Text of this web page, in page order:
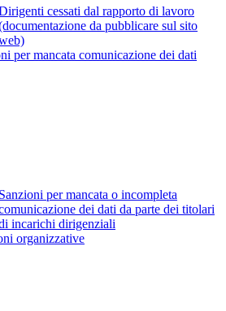
cessati dal rapporto di lavoro
da pubblicare sul sito
per mancata comunicazione dei dati
Sanzioni per mancata o incompleta
dei dati da parte dei titolari
incarichi dirigenziali
organizzative